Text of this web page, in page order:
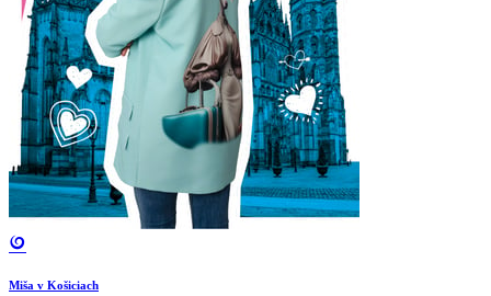
Miša v Košiciach